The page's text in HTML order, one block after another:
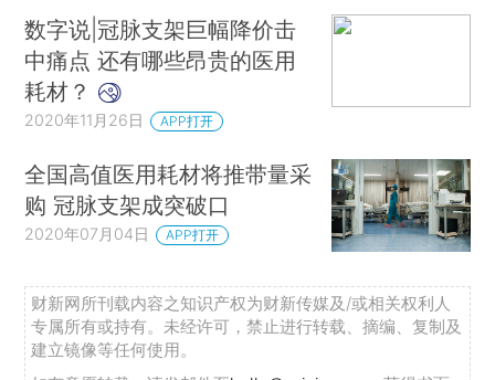
数字说|冠脉支架巨幅降价击
中痛点 还有哪些昂贵的医用
耗材？
2020年11月26日 APP打开
全国高值医用耗材将推带量采
购 冠脉支架成突破口
2020年07月04日 APP打开
财新网所刊载内容之知识产权为财新传媒及/或相关权利人
专属所有或持有。未经许可，禁止进行转载、摘编、复制及
建立镜像等任何使用。